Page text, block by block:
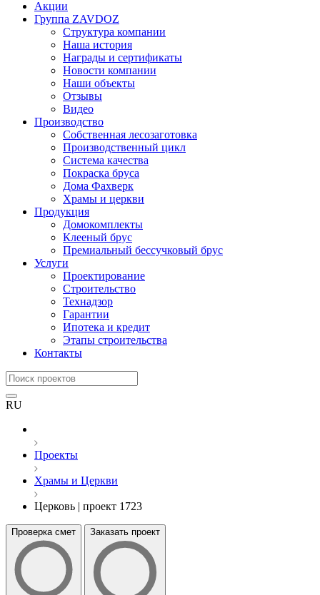
Акции
Группа ZAVDOZ
Структура компании
Наша история
Награды и сертификаты
Новости компании
Наши объекты
Отзывы
Видео
Производство
Собственная лесозаготовка
Производственный цикл
Система качества
Покраска бруса
Дома Фахверк
Храмы и церкви
Продукция
Домокомплекты
Клееный брус
Премиальный бессучковый брус
Услуги
Проектирование
Строительство
Технадзор
Гарантии
Ипотека и кредит
Этапы строительства
Контакты
RU
Проекты
Храмы и Церкви
Церковь | проект 1723
Проверка смет Заказать проект